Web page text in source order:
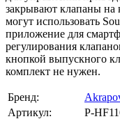
закрывают клапаны на
могут использовать
приложение для
регулирования
кнопкой выпускного
комплект не нужен.
Бренд:
Артикул:
P-